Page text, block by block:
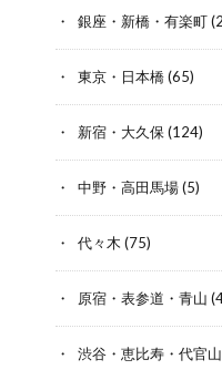
銀座・新橋・有楽町
東京・日本橋(65)
新宿・大久保 (124)
中野・高田馬場(5)
代々木 (75)
原宿・表参道・青山
渋谷・恵比寿・代官山